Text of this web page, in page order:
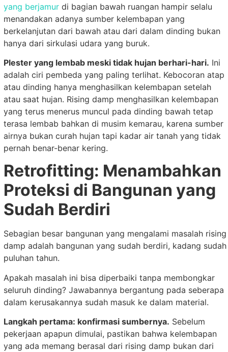
yang berjamur di bagian bawah ruangan hampir selalu
menandakan adanya sumber kelembapan yang
berkelanjutan dari bawah atau dari dalam dinding bukan
hanya dari sirkulasi udara yang buruk.
Plester yang lembab meski tidak hujan berhari-hari. Ini
adalah ciri pembeda yang paling terlihat. Kebocoran atap
atau dinding hanya menghasilkan kelembapan setelah
atau saat hujan. Rising damp menghasilkan kelembapan
yang terus menerus muncul pada dinding bawah tetap
terasa lembab bahkan di musim kemarau, karena sumber
airnya bukan curah hujan tapi kadar air tanah yang tidak
pernah benar-benar kering.
Retrofitting: Menambahkan
Proteksi di Bangunan yang
Sudah Berdiri
Sebagian besar bangunan yang mengalami masalah rising
damp adalah bangunan yang sudah berdiri, kadang sudah
puluhan tahun.
Apakah masalah ini bisa diperbaiki tanpa membongkar
seluruh dinding? Jawabannya bergantung pada seberapa
dalam kerusakannya sudah masuk ke dalam material.
Langkah pertama: konfirmasi sumbernya. Sebelum
pekerjaan apapun dimulai, pastikan bahwa kelembapan
yang ada memang berasal dari rising damp bukan dari